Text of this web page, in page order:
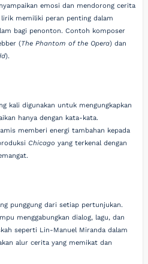
emosi dan mendorong cerita
memiliki peran penting dalam
bagi penonton. Contoh komposer
(The Phantom of the Opera) dan
).
kali digunakan untuk mengungkapkan
hanya dengan kata-kata.
memberi energi tambahan kepada
Chicago yang terkenal dengan
punggung dari setiap pertunjukan.
menggabungkan dialog, lagu, dan
seperti Lin-Manuel Miranda dalam
alur cerita yang memikat dan